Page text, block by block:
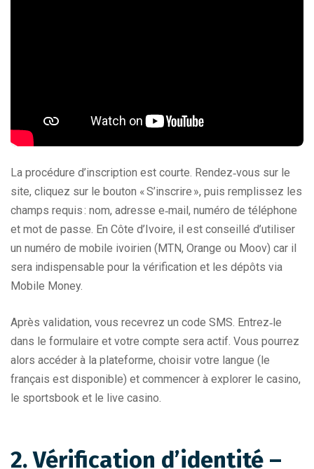
La procédure d’inscription est courte. Rendez‑vous sur le
site, cliquez sur le bouton « S’inscrire », puis remplissez les
champs requis : nom, adresse e‑mail, numéro de téléphone
et mot de passe. En Côte d’Ivoire, il est conseillé d’utiliser
un numéro de mobile ivoirien (MTN, Orange ou Moov) car il
sera indispensable pour la vérification et les dépôts via
Mobile Money.
Après validation, vous recevrez un code SMS. Entrez‑le
dans le formulaire et votre compte sera actif. Vous pourrez
alors accéder à la plateforme, choisir votre langue (le
français est disponible) et commencer à explorer le casino,
le sportsbook et le live casino.
2. Vérification d’identité –